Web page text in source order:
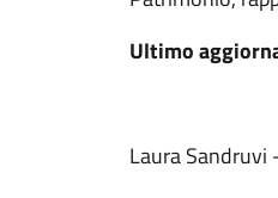
Ultimo
Laura Sandruvi